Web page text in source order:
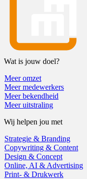
Wat is jouw doel?
Meer omzet
Meer medewerkers
Meer bekendheid
Meer uitstraling
Wij helpen jou met
Strategie & Branding
Copywriting & Content
Design & Concept
Online, AI & Advertising
Print- & Drukwerk